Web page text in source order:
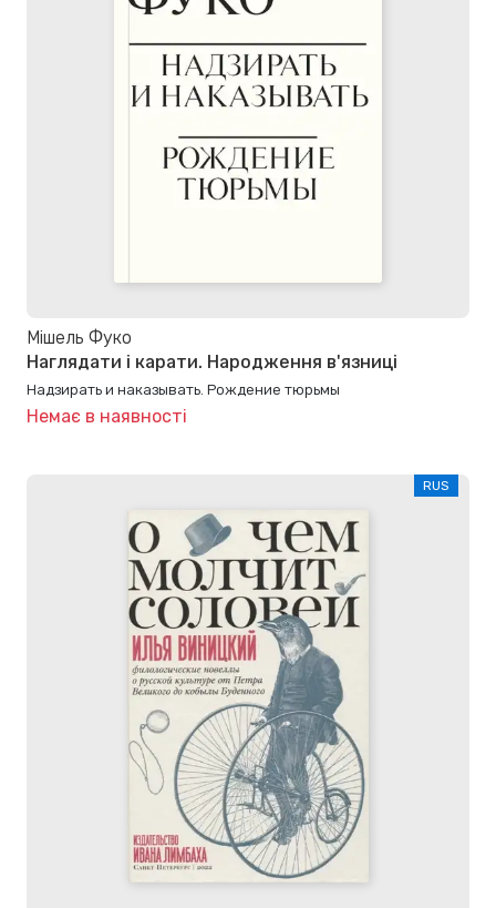
Мішель Фуко
Наглядати і карати. Народження в'язниці
Надзирать и наказывать. Рождение тюрьмы
Немає в наявності
RUS